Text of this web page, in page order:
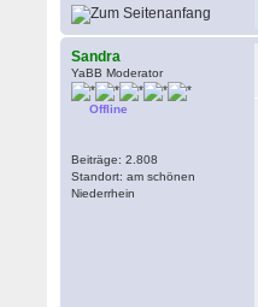
Sandra
YaBB Moderator
Offline
Beiträge: 2.808
Standort: am schönen
Niederrhein